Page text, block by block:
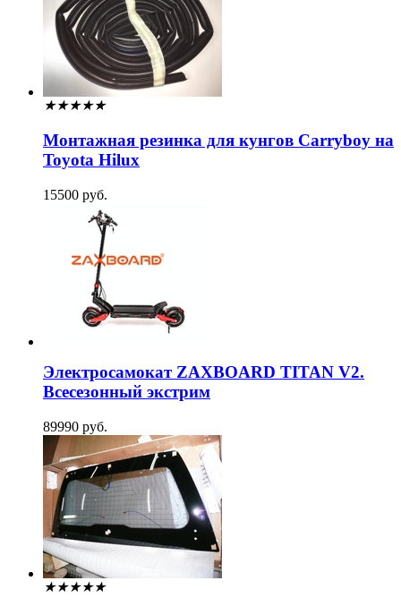
★★★★★
Монтажная резинка для кунгов Carryboy на
Toyota Hilux
15500 руб.
Электросамокат ZAXBOARD TITAN V2.
Всесезонный экстрим
89990 руб.
★★★★★